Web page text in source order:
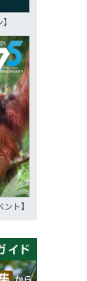
ト】